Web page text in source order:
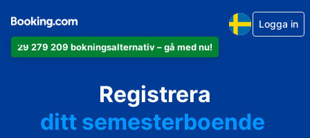
29 279 209 bokningsalternativ – gå med nu!
Logga in
Registrera
din lägenhet
ditt hotell
ditt semesterboende